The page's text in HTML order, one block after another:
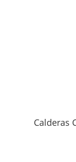
Calderas